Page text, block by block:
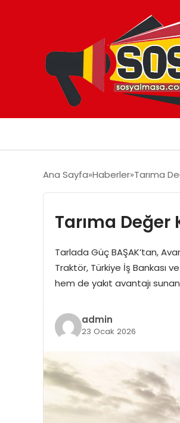
Ana Sayfa Haberler Tarıma
Tarıma
Tarlada Güç BAŞAK’tan,
Traktör, Türkiye İş Bankası
hem de yakıt avantajı
admin
23 Ocak 2026